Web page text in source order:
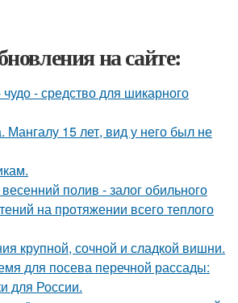
на сайте:
- средство для шикарного
Мангалу 15 лет, вид у него был не
полив - залог обильного
на протяжении всего теплого
крупной, сочной и сладкой вишни.
для посева перечной рассады:
для России.